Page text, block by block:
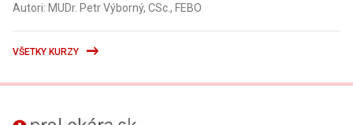
Autori: MUDr. Petr Výborný, CSc., FEBO
VŠETKY KURZY